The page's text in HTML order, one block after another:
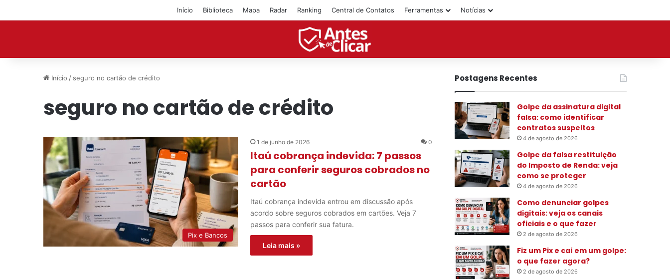
Início Biblioteca Mapa Radar Ranking Central de Contatos Ferramentas Notícias
Início / seguro no cartão de crédito
seguro no cartão de crédito
Pix e Bancos
1 de junho de 2026 0
Itaú cobrança indevida: 7 passos
para conferir seguros cobrados no
cartão
Itaú cobrança indevida entrou em discussão após
acordo sobre seguros cobrados em cartões. Veja 7
passos para conferir sua fatura.
Leia mais »
Postagens Recentes
Golpe da assinatura digital
falsa: como identificar
contratos suspeitos
4 de agosto de 2026
Golpe da falsa restituição
do Imposto de Renda: veja
como se proteger
4 de agosto de 2026
Como denunciar golpes
digitais: veja os canais
oficiais e o que fazer
2 de agosto de 2026
Fiz um Pix e caí em um golpe:
o que fazer agora?
2 de agosto de 2026